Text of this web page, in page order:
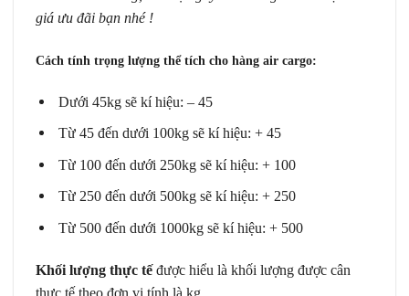
giá ưu đãi bạn nhé !
Cách tính trọng lượng thể tích cho hàng air cargo:
Dưới 45kg sẽ kí hiệu: – 45
Từ 45 đến dưới 100kg sẽ kí hiệu: + 45
Từ 100 đến dưới 250kg sẽ kí hiệu: + 100
Từ 250 đến dưới 500kg sẽ kí hiệu: + 250
Từ 500 đến dưới 1000kg sẽ kí hiệu: + 500
Khối lượng thực tếđược hiểu là khối lượng được cân
thực tế theo đơn vị tính là kg